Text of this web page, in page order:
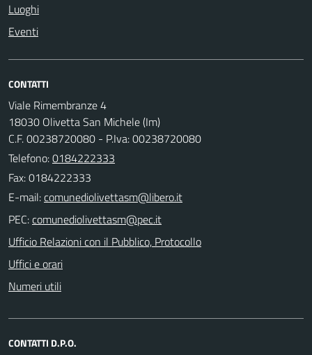
Luoghi
Eventi
CONTATTI
Viale Rimembranze 4
18030 Olivetta San Michele (Im)
C.F. 00238720080 - P.Iva: 00238720080
Telefono:0184222333
Fax: 0184222333
E-mail:
PEC:
Ufficio Relazioni con il Pubblico, Protocollo
Uffici e orari
Numeri utili
CONTATTI D.P.O.